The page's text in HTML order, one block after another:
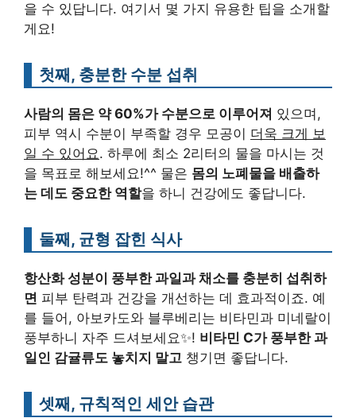
을 수 있답니다. 여기서 몇 가지 유용한 팁을 소개할
게요!
첫째, 충분한 수분 섭취
사람의 몸은 약 60%가 수분으로 이루어져 있으며,
피부 역시 수분이 부족할 경우 모공이 더욱 크게 보
일 수 있어요. 하루에 최소 2리터의 물을 마시는 것
을 목표로 해보세요!^^ 물은 몸의 노폐물을 배출하
는 데도 중요한 역할을 하니 건강에도 좋답니다.
둘째, 균형 잡힌 식사
항산화 성분이 풍부한 과일과 채소를 충분히 섭취하
면 피부 탄력과 건강을 개선하는 데 효과적이죠. 예
를 들어, 아보카도와 블루베리는 비타민과 미네랄이
풍부하니 자주 드셔보세요✨! 비타민 C가 풍부한 과
일인 감귤류도 놓치지 말고 챙기면 좋답니다.
셋째, 규칙적인 세안 습관